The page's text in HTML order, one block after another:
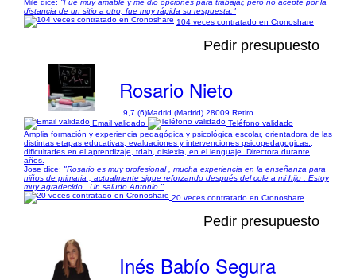
Mile dice: "Fue muy amable y me dió opciones para trabajar, pero no acepté por la
distancia de un sitio a otro, fue muy rápida su respuesta."
104 veces contratado en Cronoshare
Pedir presupuesto
Rosario Nieto
9,7 (6)Madrid (Madrid) 28009 Retiro
Email validado
Teléfono validado
Amplia formación y experiencia pedagógica y psicológica escolar, orientadora de las
distintas etapas educativas, evaluaciones y intervenciones psicopedagogicas.,
dificultades en el aprendizaje, tdah, dislexia, en el lenguaje. Directora durante
años.
Jose dice: "Rosario es muy profesional , mucha experiencia en la enseñanza para
niños de primaria , actualmente sigue reforzando después del cole a mi hijo . Estoy
muy agradecido . Un saludo Antonio "
20 veces contratado en Cronoshare
Pedir presupuesto
Inés Babío Segura